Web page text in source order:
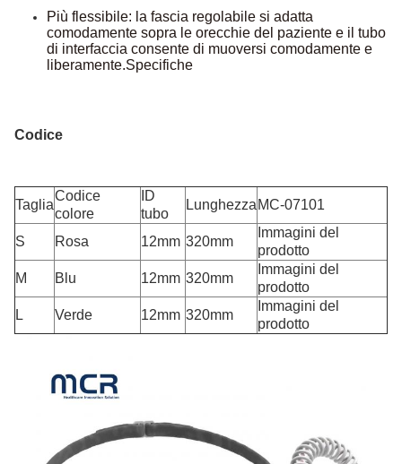
Più flessibile: la fascia regolabile si adatta
comodamente sopra le orecchie del paziente e il tubo
di interfaccia consente di muoversi comodamente e
liberamente.Specifiche
Codice
Taglia
Codice
colore
ID
tubo
Lunghezza MC-07101
S Rosa 12mm 320mm
Immagini del
prodotto
M
Blu 12mm 320mm
Immagini del
prodotto
L
Verde 12mm 320mm
Immagini del
prodotto